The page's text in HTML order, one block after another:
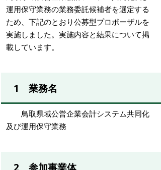
運用保守業務の業務委託候補者を選定する
ため、下記のとおり公募型プロポーザルを
実施しました。実施内容と結果について掲
載しています。
1 業務名
鳥取県域公営企業会計システム共同化
及び運用保守業務